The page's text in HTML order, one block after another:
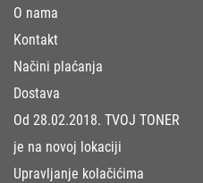
O nama
Kontakt
Načini plaćanja
Dostava
Od 28.02.2018. TVOJ TONER
je na novoj lokaciji
Upravljanje kolačićima